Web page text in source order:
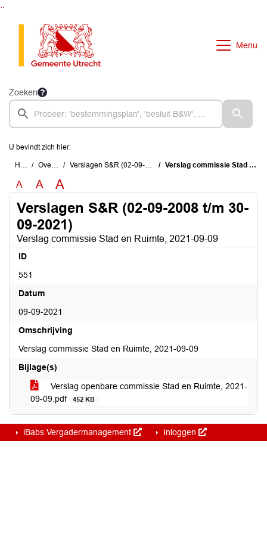
Menu
Zoeken
U bevindt zich hier:
Home Overzichten Verslagen S&R (02-09-2008 t/m 30-09-2021) Verslag commissie Stad en Ruimte, 2021-09-09
A A A
Verslagen S&R (02-09-2008 t/m 30-
09-2021)
Verslag commissie Stad en Ruimte, 2021-09-09
ID
551
Datum
09-09-2021
Omschrijving
Verslag commissie Stad en Ruimte, 2021-09-09
Bijlage(s)
Verslag openbare commissie Stad en Ruimte, 2021-
09-09.pdf
452 KB
iBabs Vergadermanagement Inloggen